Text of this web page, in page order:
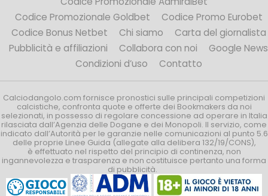
Codice Promozionale Goldbet
Codice Promo Eurobet
Codice Bonus Netbet
Chi siamo
Carta del giornalista
Pubblicità e affiliazioni
Collabora con noi
Google News
Condizioni d’uso
Contatto
Calciodangolo.com fornisce pronostici sulle principali competizioni
calcistiche, confronta quote e offerte dei Bookmakers da noi
selezionati, in possesso di regolare concessione ad operare in Italia
rilasciata dall’Agenzia delle Dogane e dei Monopoli. Il servizio, come
indicato dall’Autorità per le garanzie nelle comunicazioni al punto 5.6
delle proprie Linee Guida (allegate alla delibera 132/19/CONS),
è effettuato nel rispetto del principio di continenza, non
ingannevolezza e trasparenza e non costituisce pertanto una forma
di pubblicità.